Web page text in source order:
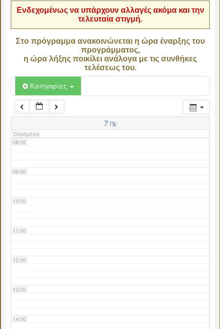
Ενδεχομένως να υπάρχουν αλλαγές ακόμα και την
τελευταία στιγμή.
Στο πρόγραμμα ανακοινώνεται η ώρα έναρξης του
προγράμματος,
η ώρα λήξης ποικίλει ανάλογα με τις συνθήκες
τελέσεως του.
Κατηγορίες
7 Πε
Ολοήμερη
06:00
07:00
08:00
09:00
10:00
11:00
12:00
13:00
14:00